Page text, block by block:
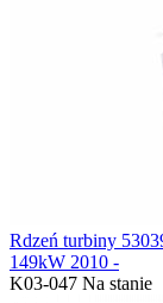
Rdzeń turbiny
149kW 2010 -
K03-047 Na stanie